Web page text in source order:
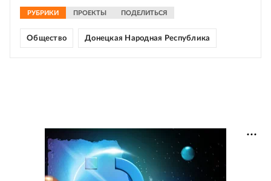
РУБРИКИ ПРОЕКТЫ ПОДЕЛИТЬСЯ
Общество Донецкая Народная Республика